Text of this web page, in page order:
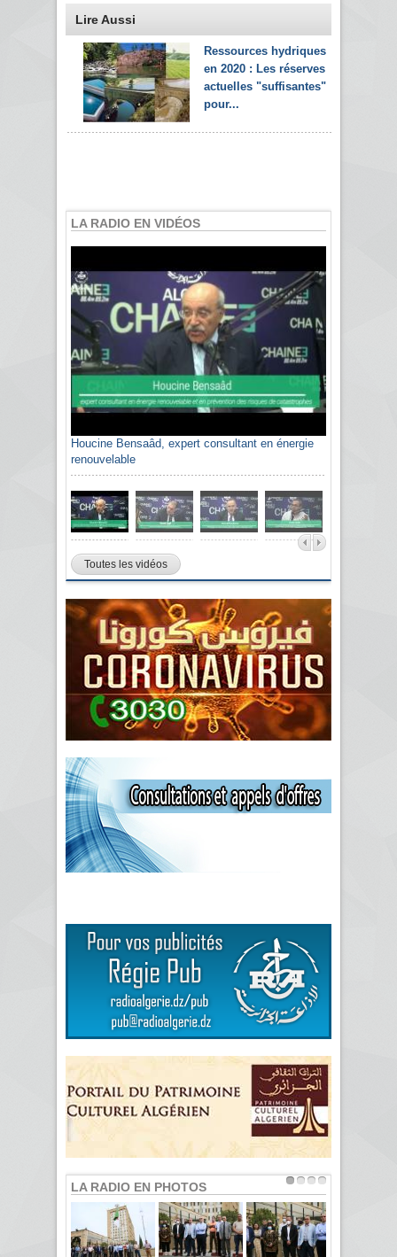
Lire Aussi
Ressources hydriques
en 2020 : Les réserves
actuelles "suffisantes"
pour...
LA RADIO EN VIDÉOS
Houcine Bensaâd, expert consultant en énergie
renouvelable
Toutes les vidéos
LA RADIO EN PHOTOS